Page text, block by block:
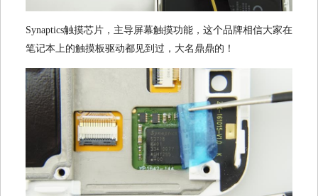
Synaptics触摸芯片，主导屏幕触摸功能，这个品牌相信大家在
笔记本上的触摸板驱动都见到过，大名鼎鼎的！